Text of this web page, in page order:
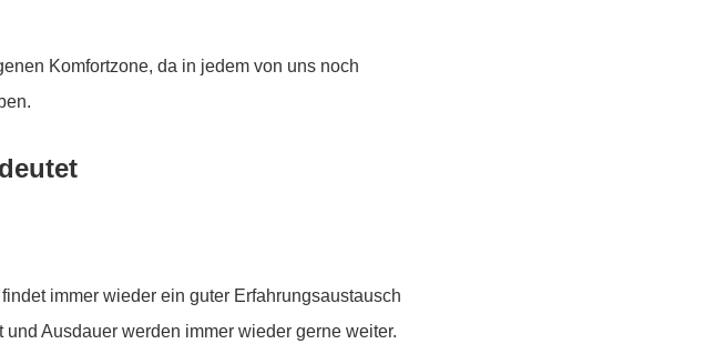
Komfortzone, da in jedem von uns noch
immer wieder ein guter Erfahrungsaustausch
und Ausdauer werden immer wieder gerne weiter.